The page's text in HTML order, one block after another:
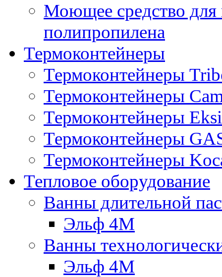
Моющее средство для
полипропилена
Термоконтейнеры
Термоконтейнеры
Термоконтейнеры
Термоконтейнеры Eksi
Термоконтейнеры
Термоконтейнеры
Тепловое оборудование
Ванны длительной
Эльф 4М
Ванны
Эльф 4М